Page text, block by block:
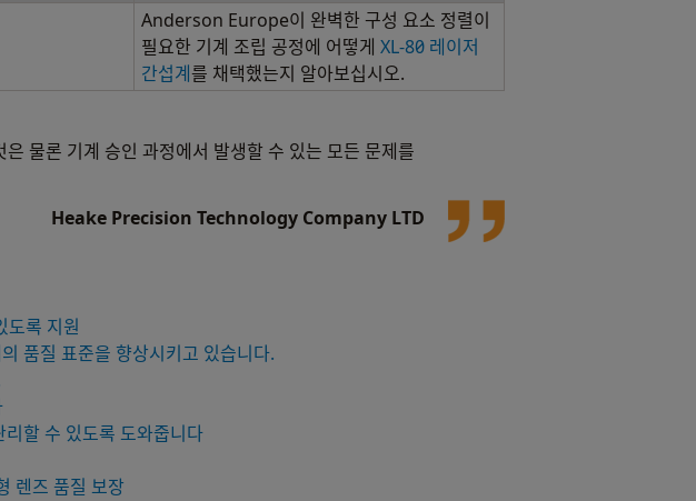
Anderson Europe이 완벽한 구성 요소 정렬이
필요한 기계 조립 공정에 어떻게 XL-80 레이저
간섭계를 채택했는지 알아보십시오.
물론 기계 승인 과정에서 발생할 수 있는 모든 문제를
Heake Precision Technology Company LTD
록 지원
품질 표준을 향상시키고 있습니다.
할 수 있도록 도와줍니다
렌즈 품질 보장